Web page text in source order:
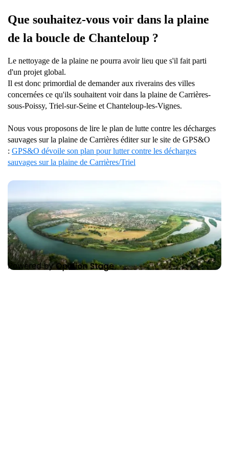
Que souhaitez-vous voir dans la plaine
de la boucle de Chanteloup ?
Le nettoyage de la plaine ne pourra avoir lieu que s'il fait parti
d'un projet global.
Il est donc primordial de demander aux riverains des villes
concernées ce qu'ils souhaitent voir dans la plaine de Carrières-
sous-Poissy, Triel-sur-Seine et Chanteloup-les-Vignes.
Nous vous proposons de lire le plan de lutte contre les décharges
sauvages sur la plaine de Carrières éditer sur le site de GPS&O
: GPS&O dévoile son plan pour lutter contre les décharges
sauvages sur la plaine de Carrières/Triel